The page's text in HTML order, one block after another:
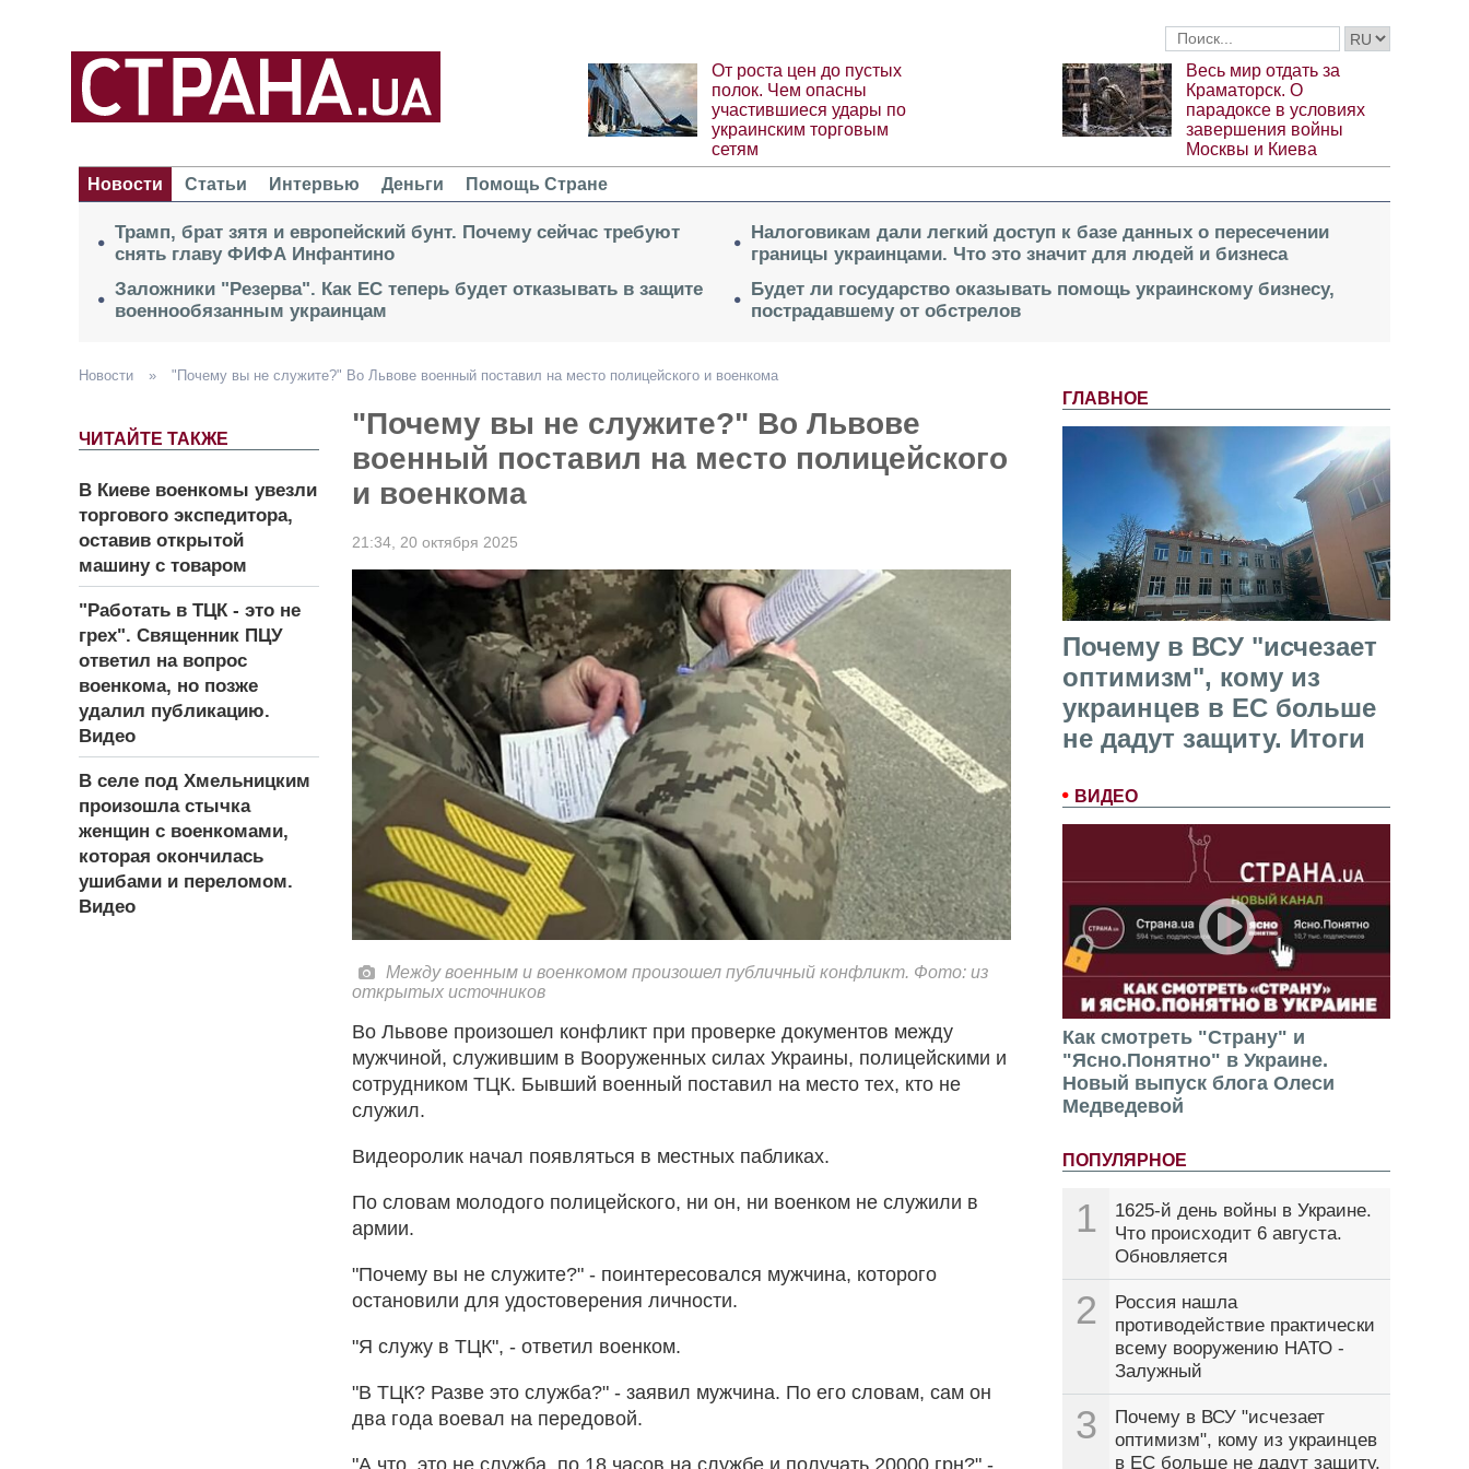
От роста цен до пустых
полок. Чем опасны
участившиеся удары по
украинским торговым
сетям
Весь мир отдать за
Краматорск. О
парадоксе в условиях
завершения войны
Москвы и Киева
Новости
Статьи Интервью Деньги Помощь Стране
Трамп, брат зятя и европейский бунт. Почему сейчас требуют
снять главу ФИФА Инфантино
Заложники "Резерва". Как ЕС теперь будет отказывать в защите
военнообязанным украинцам
Налоговикам дали легкий доступ к базе данных о пересечении
границы украинцами. Что это значит для людей и бизнеса
Будет ли государство оказывать помощь украинскому бизнесу,
пострадавшему от обстрелов
ГЛАВНОЕ
Почему в ВСУ "исчезает
оптимизм", кому из
украинцев в ЕС больше
не дадут защиту. Итоги
ВИДЕО
Как смотреть "Страну" и
"Ясно.Понятно" в Украине.
Новый выпуск блога Олеси
Медведевой
ПОПУЛЯРНОЕ
1
1625-й день войны в Украине.
Что происходит 6 августа.
Обновляется
2
Россия нашла
противодействие практически
всему вооружению НАТО -
Залужный
3
Почему в ВСУ "исчезает
оптимизм", кому из украинцев
в ЕС больше не дадут защиту.
Новости » "Почему вы не служите?" Во Львове военный поставил на место полицейского и военкома
ЧИТАЙТЕ ТАКЖЕ
В Киеве военкомы увезли
торгового экспедитора,
оставив открытой
машину с товаром
"Работать в ТЦК - это не
грех". Священник ПЦУ
ответил на вопрос
военкома, но позже
удалил публикацию.
Видео
В селе под Хмельницким
произошла стычка
женщин с военкомами,
которая окончилась
ушибами и переломом.
Видео
"Почему вы не служите?" Во Львове
военный поставил на место полицейского
и военкома
21:34, 20 октября 2025
Между военным и военкомом произошел публичный конфликт. Фото: из
открытых источников
Во Львове произошел конфликт при проверке документов между
мужчиной, служившим в Вооруженных силах Украины, полицейскими и
сотрудником ТЦК. Бывший военный поставил на место тех, кто не
служил.
Видеоролик начал появляться в местных пабликах.
По словам молодого полицейского, ни он, ни военком не служили в
армии.
"Почему вы не служите?" - поинтересовался мужчина, которого
остановили для удостоверения личности.
"Я служу в ТЦК", - ответил военком.
"В ТЦК? Разве это служба?" - заявил мужчина. По его словам, сам он
два года воевал на передовой.
"А что, это не служба, по 18 часов на службе и получать 20000 грн?" -